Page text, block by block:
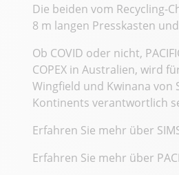
Die beiden vom Recycling-
8 m langen Presskasten
Ob COVID oder nicht,
COPEX in Australien, wird
Wingfield und Kwinana von
Kontinents verantwortlich
Erfahren Sie mehr über
Erfahren Sie mehr über